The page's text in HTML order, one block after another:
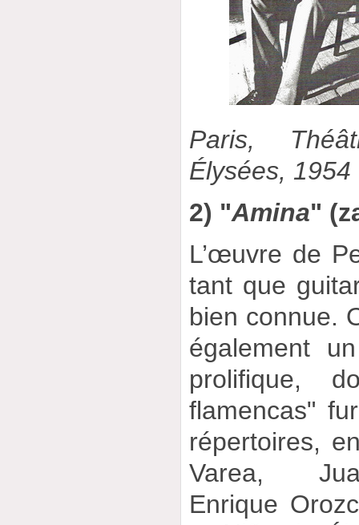
Paris,
Élysées, 1954
2) "Amina"
L’œuvre de
tant que
bien connue.
également
prolifique,
flamencas"
répertoires,
Varea,
Enrique